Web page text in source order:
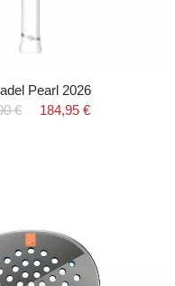
Pearl 2026
€
184,95 €